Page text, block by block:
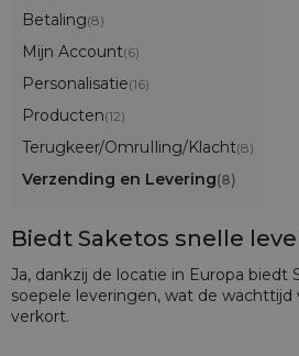
Betaling(8)
Mijn Account(6)
Personalisatie(16)
Producten(12)
Terugkeer/OmruIling/Klacht(8)
Verzending en Levering(8)
Biedt Saketos snelle
Ja, dankzij de locatie in Europa biedt
soepele leveringen, wat de wachttijd
verkort.